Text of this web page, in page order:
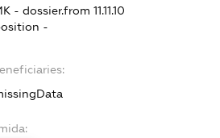
- dossier.from 11.11.10
-